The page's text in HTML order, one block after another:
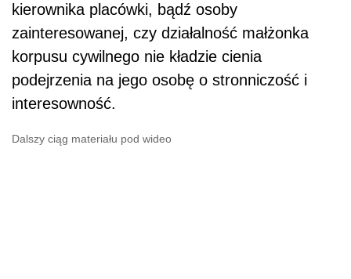
kierownika placówki, bądź osoby
zainteresowanej, czy działalność małżonka
korpusu cywilnego nie kładzie cienia
podejrzenia na jego osobę o stronniczość i
interesowność.
Dalszy ciąg materiału pod wideo